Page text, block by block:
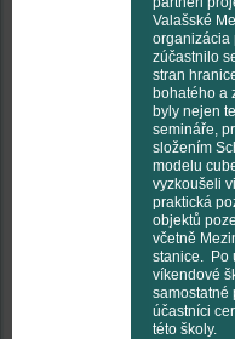
Valašské
organizácia
zúčastnilo
stran
bohatého a
byly nejen
semináře,
složením
modelu
vyzkoušeli
praktická
objektů
včetně
stanice. Po
víkendové
samostatné
účastníci
této školy.